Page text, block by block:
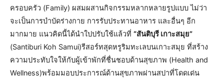
ครอบครัว (Family) ผสมผสานกิจกรรมหลากหลายรูปแบบ ไม่ว่า
จะเป็นการบำบัดร่างกาย การรับประทานอาหาร และอื่นๆ อีก
มากมาย แนวคิดนี้ได้นำใปปรับใช้แล้วที่ “สันติบุรี เกาะสมุย”
(Santiburi Koh Samui)รีสอร์ทสุดหรูริมทะเลบนเกาะสมุย ที่สร้าง
ความประทับใจให้กับผู้เข้าพักที่ชื่นชอบด้านสุขภาพ (Health and
Wellness)พร้อมมอบประการณ์ด้านสุขภาพผ่านสปาที่โดดเด่น